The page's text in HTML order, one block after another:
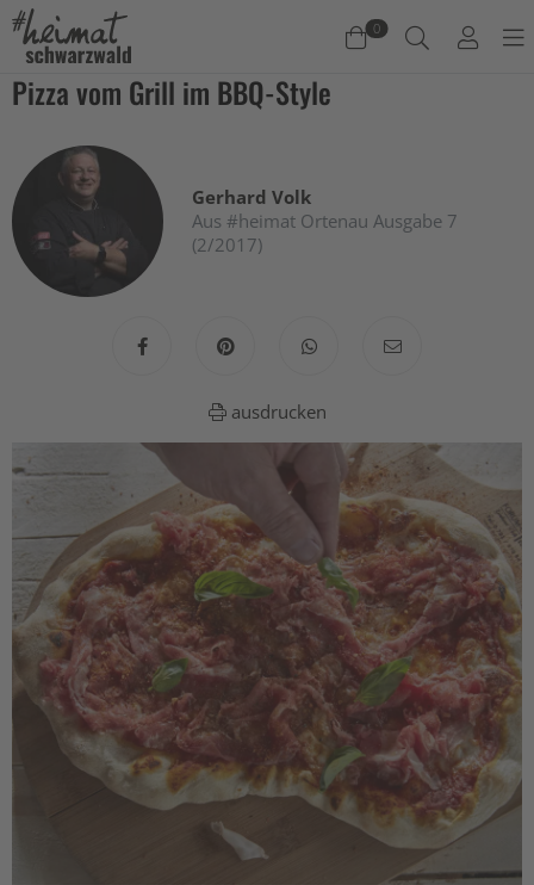
0
Es befinden sich keine Produkte im Warenkorb.
Jetzt einkaufen
Pizza vom Grill im BBQ-Style
Gerhard Volk
Aus #heimat Ortenau Ausgabe 7
(2/2017)
ausdrucken